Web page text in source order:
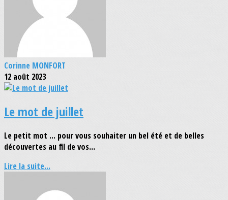
Corinne MONFORT
12 août 2023
Le mot de juillet
Le petit mot ... pour vous souhaiter un bel été et de belles
découvertes au fil de vos...
Lire la suite...